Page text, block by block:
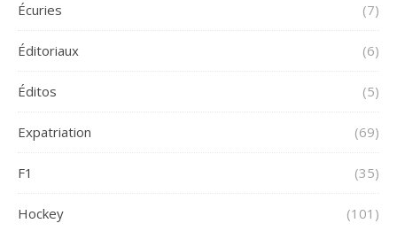
Écuries (7)
Éditoriaux (6)
Éditos (5)
Expatriation (69)
F1 (35)
Hockey (101)